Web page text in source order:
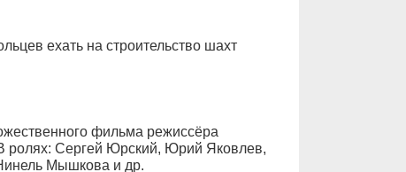
ехать на строительство шахт
фильма режиссёра
ролях: Сергей Юрский, Юрий Яковлев,
Мышкова и др.